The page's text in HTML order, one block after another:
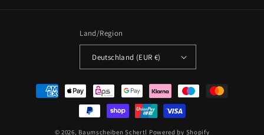
Land/Region
Deutschland (EUR €)
Zahlungsmethoden
© 2026, Baumscheiben Schertl Powered by Shopify